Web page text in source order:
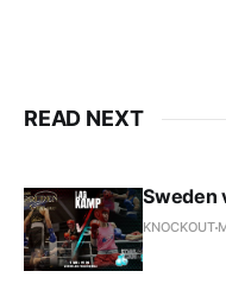
READ NEXT
Sweden
KNOCKOUT